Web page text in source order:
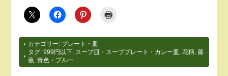
カテゴリー: プレート・皿
タグ:999円以下 スープ皿・スーププレート・カレー皿 ,花柄 ,薔
薇 ,青色・ブルー